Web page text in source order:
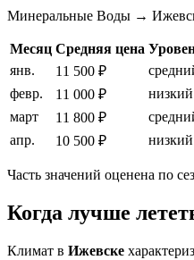
Минеральные Воды →
Месяц Средняя цена
янв.
11 500 ₽
февр.
11 000 ₽ низкий
март
11 800 ₽
апр.
10 500 ₽ низкий
Часть значений оценена по
Когда лучше
Климат в Ижевске